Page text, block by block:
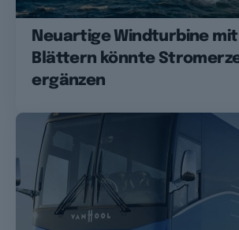
Neuartige Windturbine mit
Blättern könnte
ergänzen